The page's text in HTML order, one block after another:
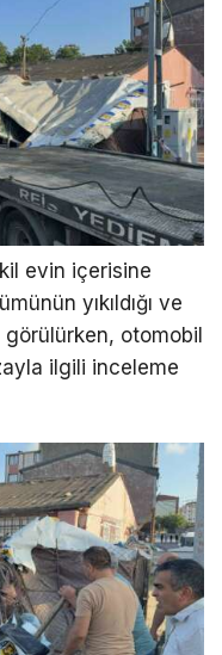
evin içerisine
yıkıldığı ve
otomobil
ilgili inceleme